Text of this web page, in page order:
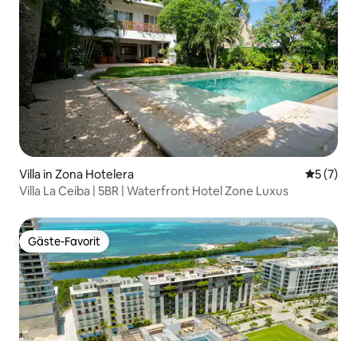
Villa in Zona Hotelera
5 (7)
Villa La Ceiba | 5BR | Waterfront Hotel Zone Luxus
Gäste-Favorit
Gäste-Favorit